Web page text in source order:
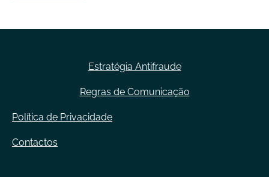
Estratégia Antifraude
Regras de Comunicação
Política de Privacidade
Contactos